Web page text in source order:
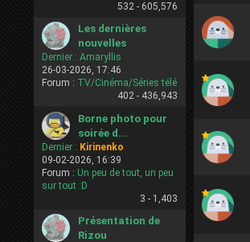
532 - 605,576
Les dernières
nouvelles
Dernier : Amaryllis
26-03-2026, 17:46
Forum : TV/Cinéma/Séries télé
402 - 436,943
Borne photo pour
soirée d...
Dernier : Kirinenko
09-02-2026, 16:39
Forum : Un peu de tout, un peu
sur tout :D
3 - 1,403
Présentation de
Rizou